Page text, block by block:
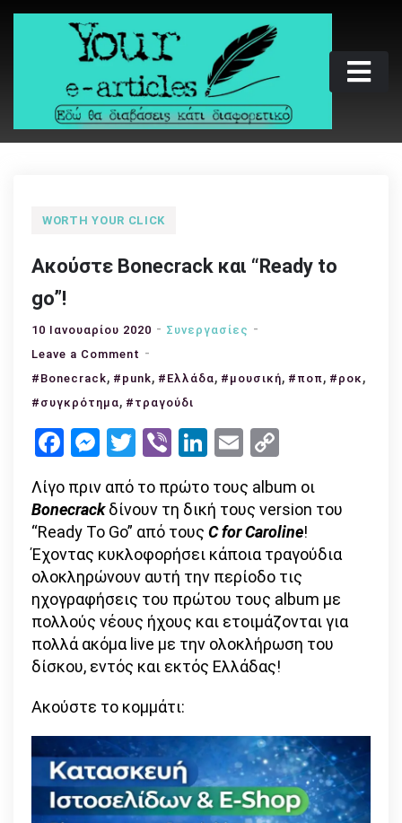
Skip
Your e-articles
Εδώ θα διαβάσεις κάτι διαφορετικό
WORTH YOUR CLICK
Ακούστε Bonecrack και “Ready to
go”!
10 Ιανουαρίου 2020
Συνεργασίες
Leave a Comment on
Ακούστε
Bonecrack
“Ready
go”!
#Bonecrack, #punk, #Ελλάδα, #μουσική, #ποπ, #ροκ ,
#συγκρότημα, #τραγούδι
Facebook
Messenger
Twitter
ViberLinkedIn
Email
Λίγο πριν από το πρώτο τους album οι
Bonecrackδίνουν τη δική τους version του
“Ready To Go” από τους CforCaroline!
Έχοντας κυκλοφορήσει κάποια τραγούδια
ολοκληρώνουν αυτή την περίοδο τις
ηχογραφήσεις του πρώτου τους album με
πολλούς νέους ήχους και ετοιμάζονται για
πολλά ακόμα live με την ολοκλήρωση του
δίσκου, εντός και εκτός Ελλάδας!
Ακούστε το κομμάτι: